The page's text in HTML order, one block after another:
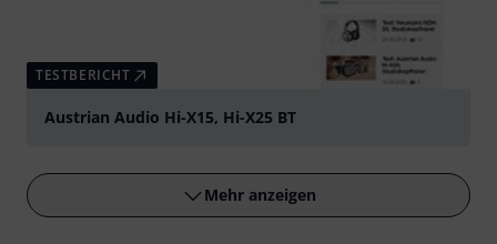
TESTBERICHT
Austrian Audio Hi-X15, Hi-X25 BT
Mehr anzeigen